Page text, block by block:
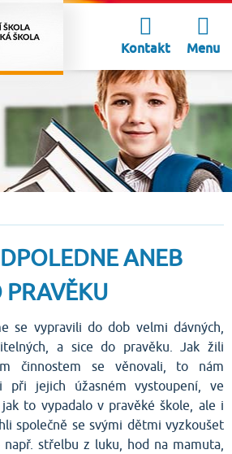
Menu
Kontakt
ANEB
se vypravili do dob velmi dávných,
a sice do pravěku. Jak žili
činnostem se věnovali, to nám
při jejich úžasném vystoupení, ve
to vypadalo v pravěké škole, ale i
společně se svými dětmi vyzkoušet
střelbu z luku, hod na mamuta,